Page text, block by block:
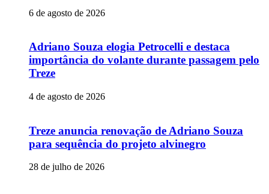
6 de agosto de 2026
Adriano Souza elogia Petrocelli e destaca
importância do volante durante passagem pelo
Treze
4 de agosto de 2026
Treze anuncia renovação de Adriano Souza
para sequência do projeto alvinegro
28 de julho de 2026